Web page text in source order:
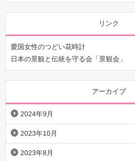
リンク
愛国女性のつどい花時計
日本の景観と伝統を守る会「景観会」
アーカイブ
2024年9月
2023年10月
2023年8月